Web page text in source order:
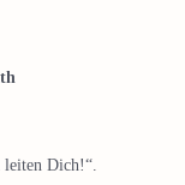
leiten Dich!“.